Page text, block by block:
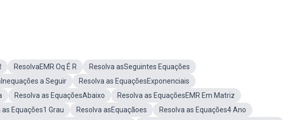
ResolvaEMR Oq É R
Resolva asSeguintes Equações
a Seguir
Resolva as EquaçõesExponenciais
Resolva as EquaçõesAbaixo
Resolva as EquaçõesEMR Em Matriz
as Equações1 Grau Resolva asEquaçãoes
Resolva as Equações4 Ano